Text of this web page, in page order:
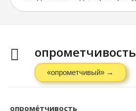
опрометчивость
«опрометчивый» →
опроме́тчивость